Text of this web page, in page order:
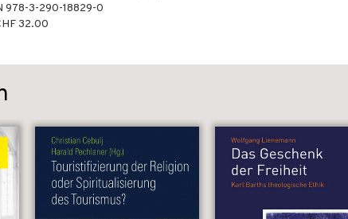
978-3-290-18829-0
32.00